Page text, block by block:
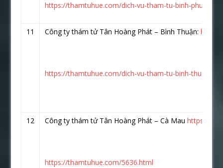
https://thamtuhue.com/dich-vu-tham-tu-binh-phuoc-
11 Công ty thám tử Tân Hoàng Phát – Bình Thuận:
https://thamtuhue.com/dich-vu-tham-tu-binh-
12 Công ty thám tử Tân Hoàng Phát – Cà Mauhttps://
https://thamtuhue.com/5636.html